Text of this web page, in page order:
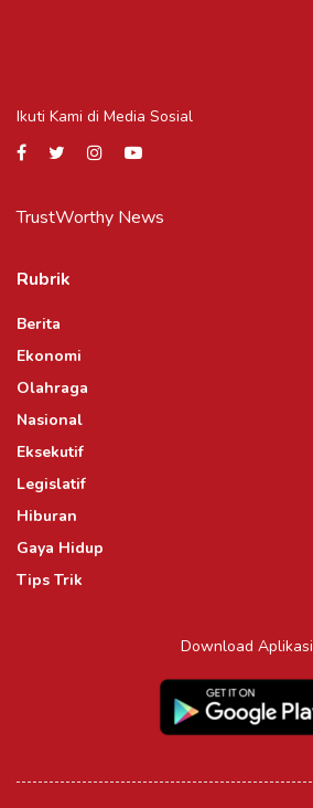
Ikuti Kami di Media Sosial
TrustWorthy News
Rubrik
Berita
Ekonomi
Olahraga
Nasional
Eksekutif
Legislatif
Hiburan
Gaya Hidup
Tips Trik
Download Aplikasi